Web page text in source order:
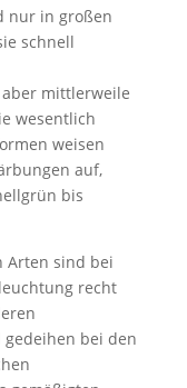
nur in großen
schnell
mittlerweile
wesentlich
weisen
auf,
bis
Arten sind bei
recht
bei den